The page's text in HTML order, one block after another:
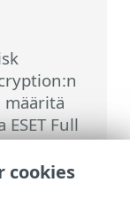
määritä
ESET Full
cookies